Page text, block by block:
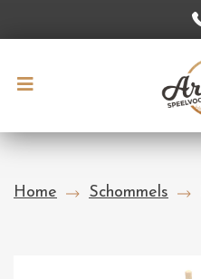
Home Schommels